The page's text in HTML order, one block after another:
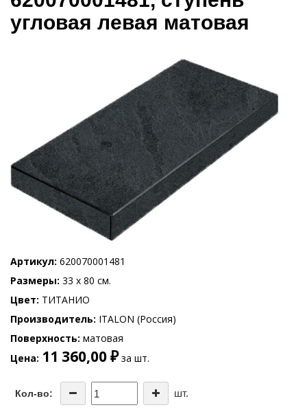
угловая левая матовая
Артикул 620070001481
Размеры 33 x 80 см.
Цвет ТИТАНИО
Производитель ITALON (Россия)
Поверхность матовая
Цена 11 360,00 ₽за шт.
Кол-во: шт.